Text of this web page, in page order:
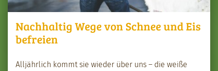
Nachhaltig Wege von Schnee und Eis
befreien
Alljährlich kommt sie wieder über uns – die weiße